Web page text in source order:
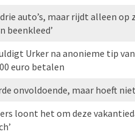
auto’s, maar rijdt alleen op
beenkleed’
Urker na anonieme tip
euro betalen
onvoldoende, maar hoeft
loont het om deze